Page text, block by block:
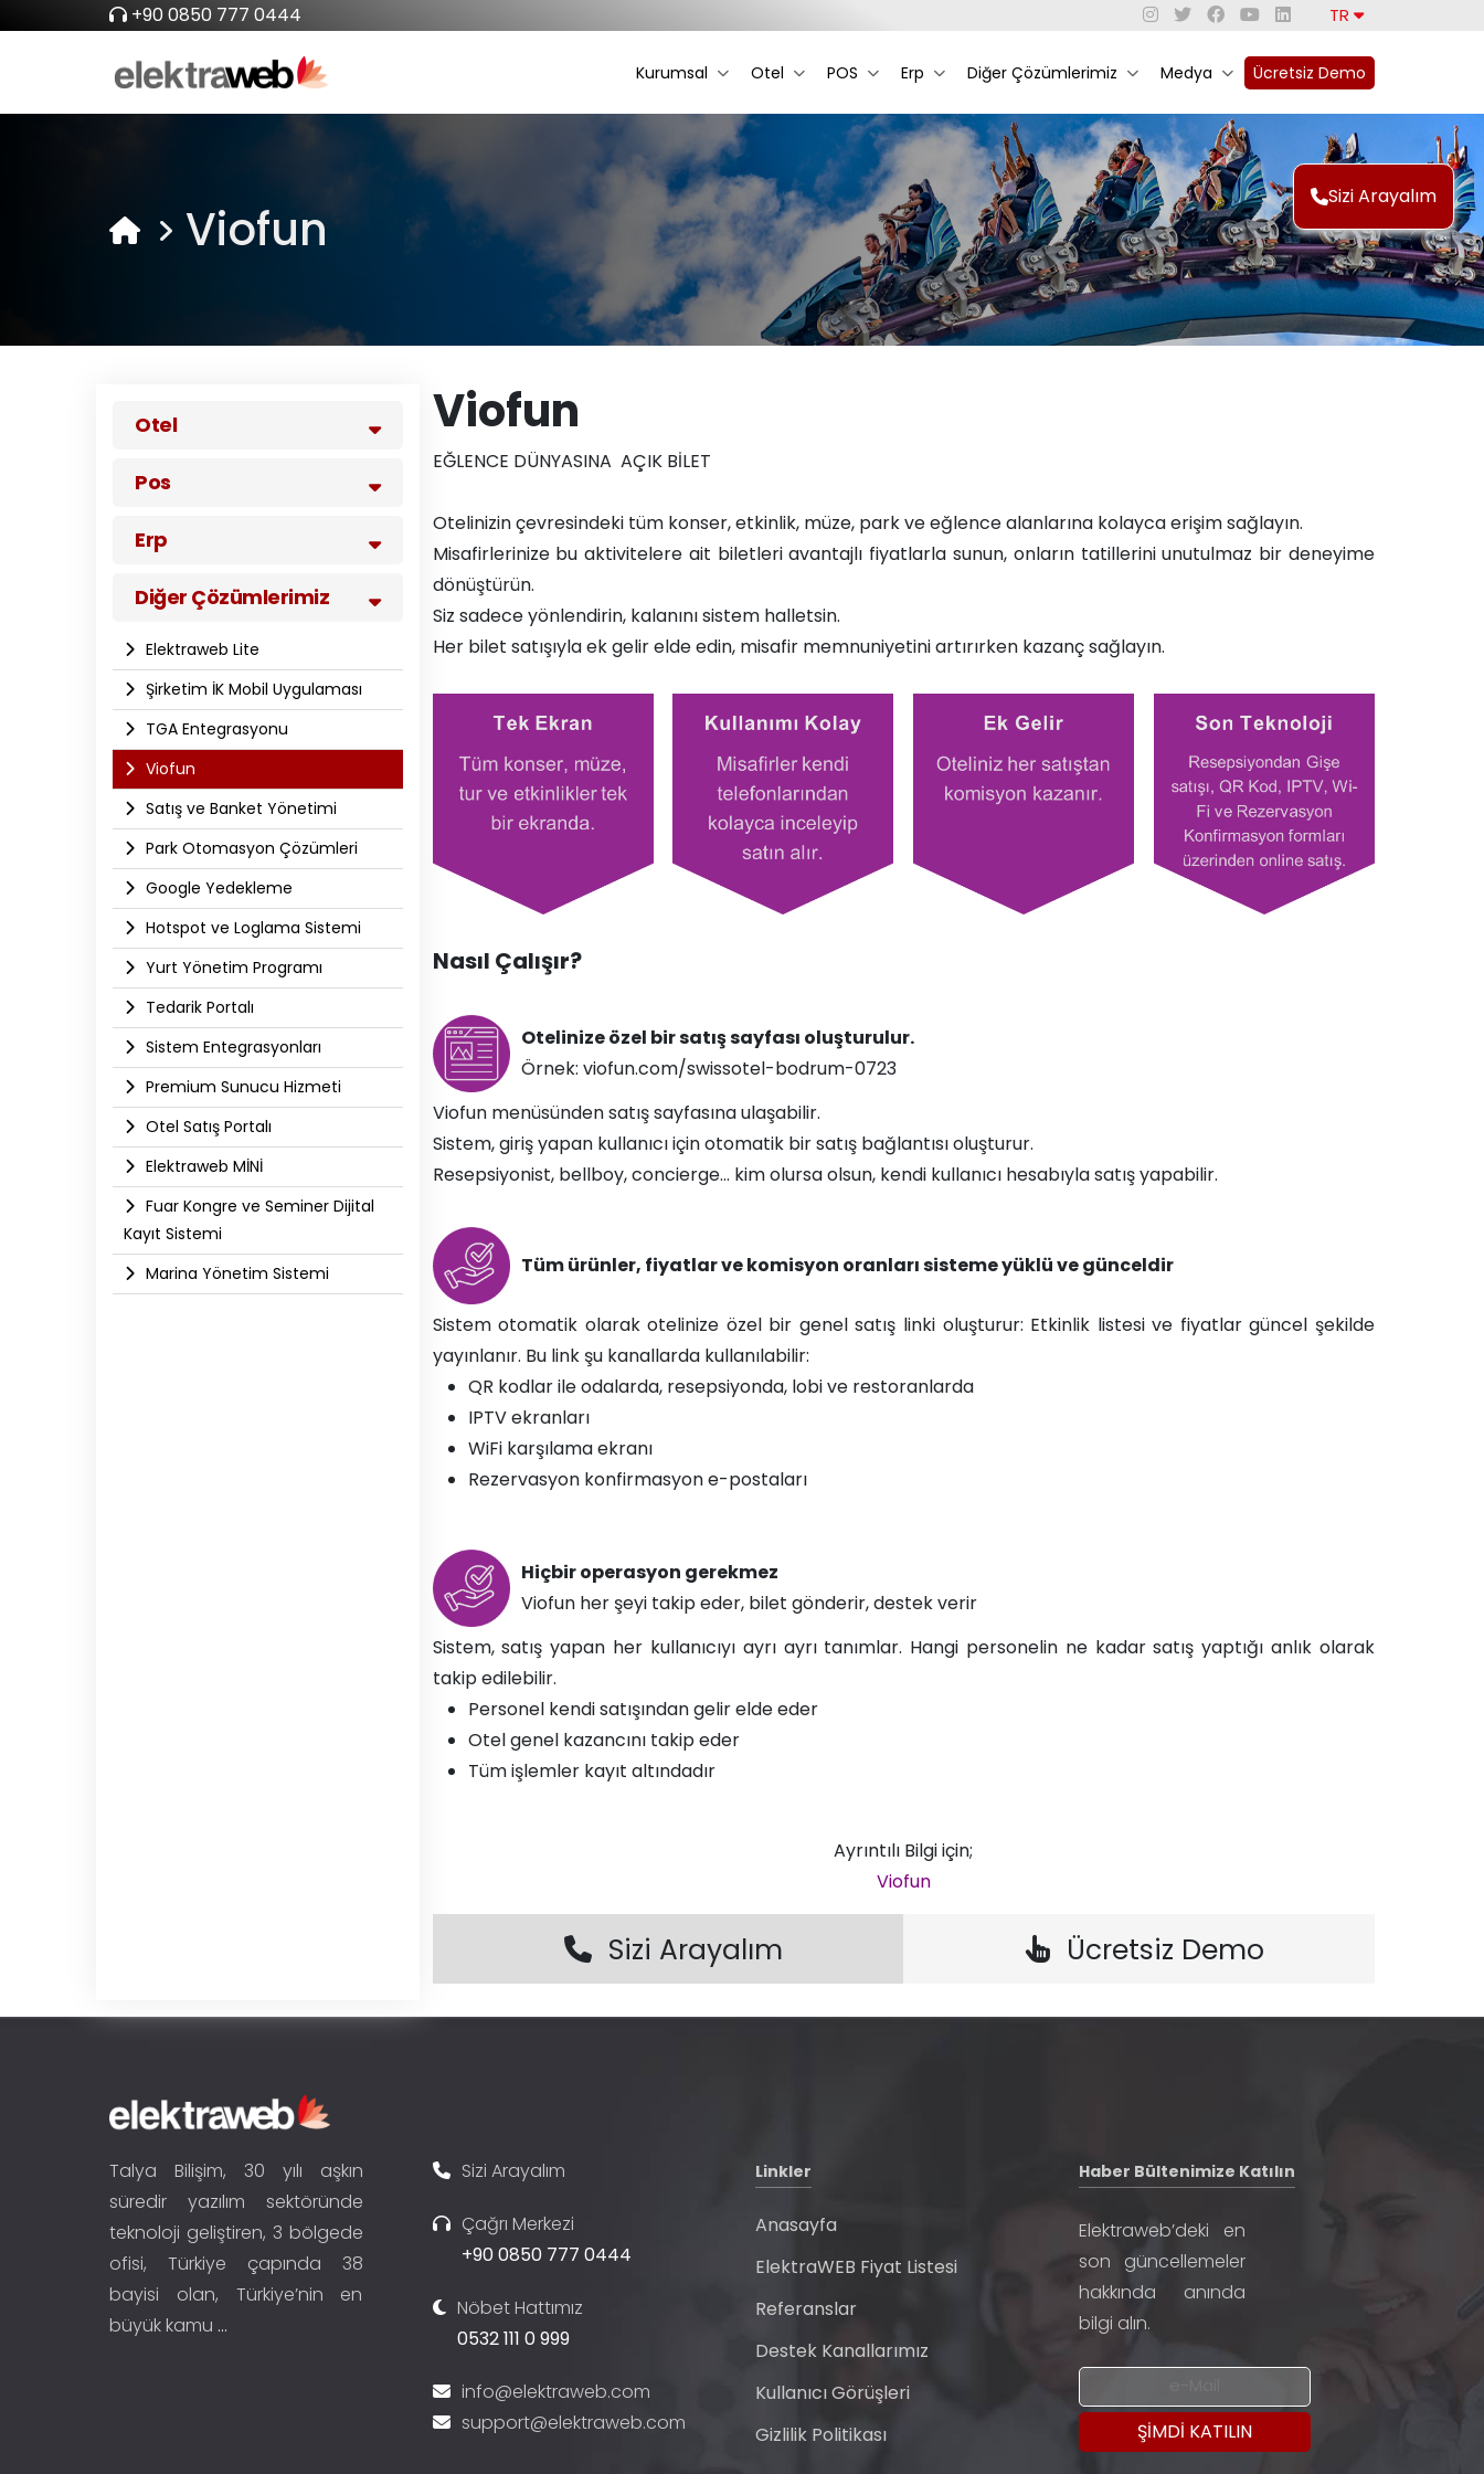
+90 0850 777 0444 TR
Kurumsal Otel POS Erp Diğer Çözümlerimiz Medya Ücretsiz Demo
Sizi Arayalım
Viofun
Otel
Pos
Erp
Diğer Çözümlerimiz
Elektraweb Lite
Şirketim İK Mobil Uygulaması
TGA Entegrasyonu
Viofun
Satış ve Banket Yönetimi
Park Otomasyon Çözümleri
Google Yedekleme
Hotspot ve Loglama Sistemi
Yurt Yönetim Programı
Tedarik Portalı
Sistem Entegrasyonları
Premium Sunucu Hizmeti
Otel Satış Portalı
Elektraweb MİNİ
Fuar Kongre ve Seminer Dijital
Kayıt Sistemi
Marina Yönetim Sistemi
Viofun
EĞLENCE DÜNYASINA AÇIK BİLET
Otelinizin çevresindeki tüm konser, etkinlik, müze, park ve eğlence alanlarına kolayca erişim sağlayın.​​
Misafirlerinize bu aktivitelere ait biletleri avantajlı fiyatlarla sunun, onların tatillerini unutulmaz bir deneyime
dönüştürün.​
Siz sadece yönlendirin, kalanını sistem halletsin.
Her bilet satışıyla ek gelir elde edin, misafir memnuniyetini artırırken kazanç sağlayın.
Nasıl Çalışır?
Otelinize özel bir satış sayfası oluşturulur.
Örnek: viofun.com/swissotel-bodrum-0723
Viofun menüsünden satış sayfasına ulaşabilir.
Sistem, giriş yapan kullanıcı için otomatik bir satış bağlantısı oluşturur.
Resepsiyonist, bellboy, concierge… kim olursa olsun, kendi kullanıcı hesabıyla satış yapabilir.
Tüm ürünler, fiyatlar ve komisyon oranları sisteme yüklü ve günceldir​
Sistem otomatik olarak otelinize özel bir genel satış linki oluşturur: Etkinlik listesi ve fiyatlar güncel şekilde
yayınlanır. Bu link şu kanallarda kullanılabilir:
QR kodlar ile odalarda, resepsiyonda, lobi ve restoranlarda
IPTV ekranları
WiFi karşılama ekranı
Rezervasyon konfirmasyon e-postaları
Hiçbir operasyon gerekmez​​
Viofun her şeyi takip eder, bilet gönderir, destek verir​
Sistem, satış yapan her kullanıcıyı ayrı ayrı tanımlar. Hangi personelin ne kadar satış yaptığı anlık olarak
takip edilebilir.
Personel kendi satışından gelir elde eder
Otel genel kazancını takip eder
Tüm işlemler kayıt altındadır
Ayrıntılı Bilgi için;
Viofun
Sizi Arayalım Ücretsiz Demo
Talya Bilişim, 30 yılı aşkın
süredir yazılım sektöründe
teknoloji geliştiren, 3 bölgede
ofisi, Türkiye çapında 38
bayisi olan, Türkiye’nin en
büyük kamu ...
Sizi Arayalım
Çağrı Merkezi
+90 0850 777 0444
Nöbet Hattımız
0532 111 0 999
info@elektraweb.com
support@elektraweb.com
Linkler
Anasayfa
ElektraWEB Fiyat Listesi
Referanslar
Destek Kanallarımız
Kullanıcı Görüşleri
Gizlilik Politikası
Haber Bültenimize Katılın
Elektraweb’deki en
son güncellemeler
hakkında anında
bilgi alın.